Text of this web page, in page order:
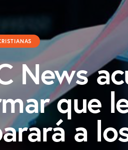
News
que
a